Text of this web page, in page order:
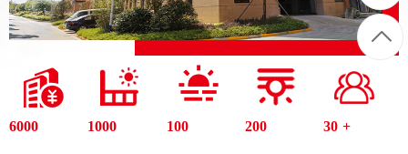
6000 1000 100 200 30 +